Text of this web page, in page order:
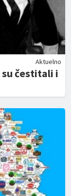
Aktuelno
čestitali i